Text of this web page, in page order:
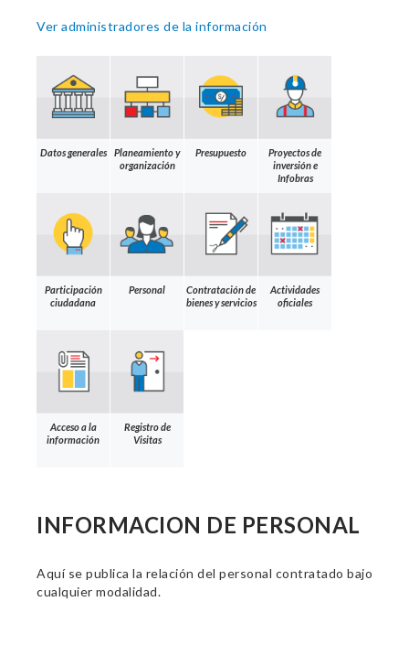
Ver administradores de la información
Datos generales
Planeamiento y
organización
Presupuesto
Proyectos de
inversión e
Infobras
Participación
ciudadana
Personal
Contratación de
bienes y servicios
Actividades
oficiales
Acceso a la
información
Registro de
Visitas
INFORMACION DE PERSONAL
Aquí se publica la relación del personal contratado bajo
cualquier modalidad.